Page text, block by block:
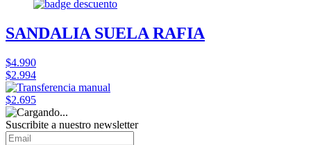
SANDALIA SUELA RAFIA
$4.990
$2.994
$2.695
Suscribite a nuestro newsletter